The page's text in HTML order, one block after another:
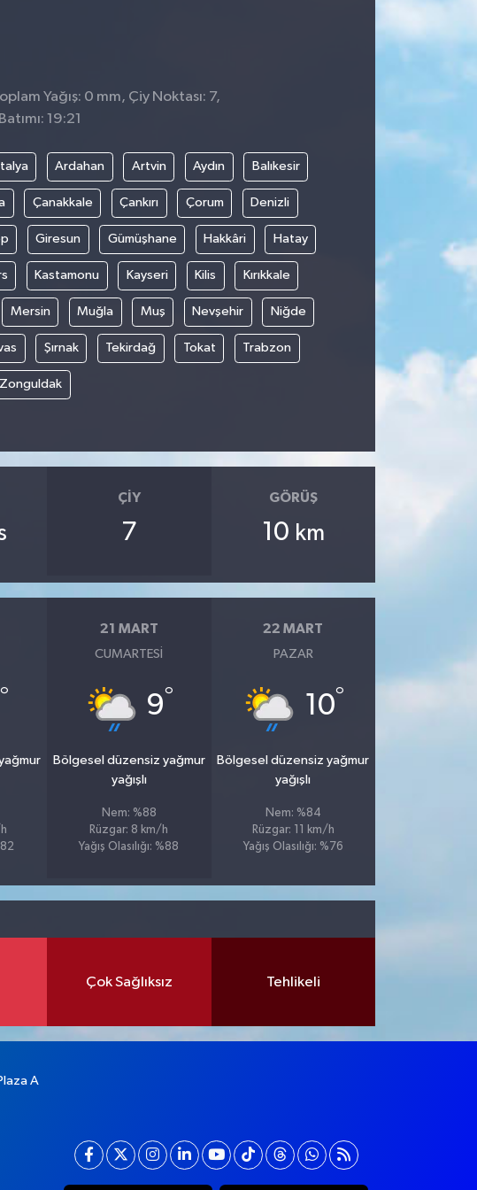
Yağış: 0 mm, Çiy Noktası: 7,
19:21
Ardahan Artvin Aydın Balıkesir
Çanakkale Çankırı Çorum Denizli
Giresun Gümüşhane Hakkâri Hatay
Kastamonu Kayseri Kilis Kırıkkale
Mersin Muğla Muş Nevşehir Niğde
Şırnak Tekirdağ Tokat Trabzon
Zonguldak
ÇIY
7
GÖRÜŞ
10 km
°
21 MART
CUMARTESI
9°
Bölgesel düzensiz yağmur
yağışlı
Nem: %88
Rüzgar: 8 km/h
Yağış Olasılığı: %88
22 MART
PAZAR
10°
Bölgesel düzensiz yağmur
yağışlı
Nem: %84
Rüzgar: 11 km/h
Yağış Olasılığı: %76
Çok Sağlıksız Tehlikeli
A